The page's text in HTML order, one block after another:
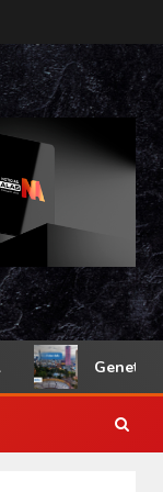
Genetec